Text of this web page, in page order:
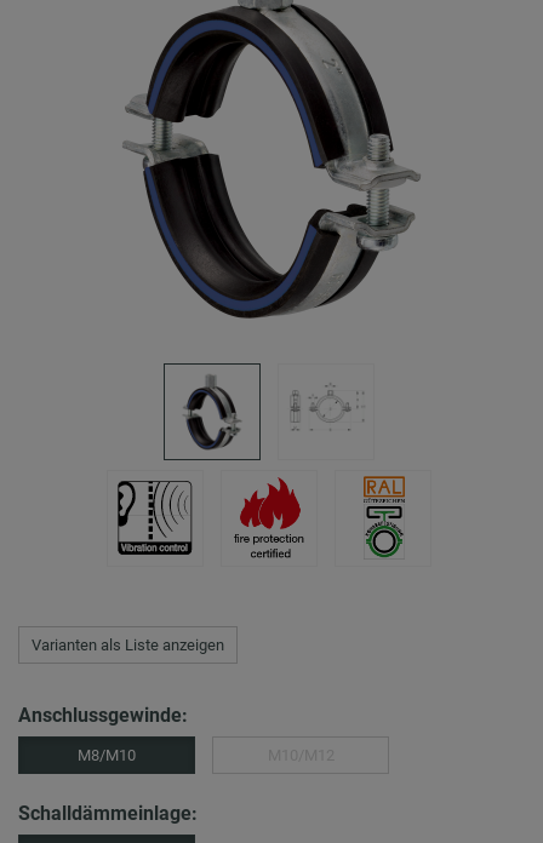
Varianten als Liste anzeigen
Anschlussgewinde:
M8/M10
Schalldämmeinlage: